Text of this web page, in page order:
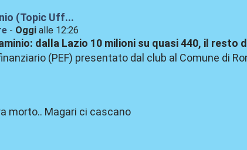
(Topic Uff...
- Oggi alle 12:26
dalla Lazio 10 milioni su quasi 440, il resto
(PEF) presentato dal club al Comune di
morto.. Magari ci cascano